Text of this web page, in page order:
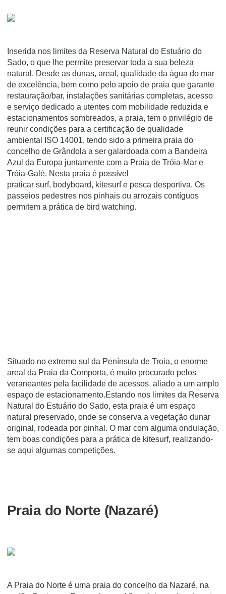
Inserida nos limites da Reserva Natural do Estuário do
Sado, o que lhe permite preservar toda a sua beleza
natural. Desde as dunas, areal, qualidade da água do mar
de excelência, bem como pelo apoio de praia que garante
restauração/bar, instalações sanitárias completas, acesso
e serviço dedicado a utentes com mobilidade reduzida e
estacionamentos sombreados, a praia, tem o privilégio de
reunir condições para a certificação de qualidade
ambiental ISO 14001, tendo sido a primeira praia do
concelho de Grândola a ser galardoada com a Bandeira
Azul da Europa juntamente com a Praia de Tróia-Mar e
Tróia-Galé. Nesta praia é possível
praticar surf, bodyboard, kitesurf e pesca desportiva. Os
passeios pedestres nos pinhais ou arrozais contíguos
permitem a prática de bird watching.
Situado no extremo sul da Península de Troia, o enorme
areal da Praia da Comporta, é muito procurado pelos
veraneantes pela facilidade de acessos, aliado a um amplo
espaço de estacionamento.Estando nos limites da Reserva
Natural do Estuário do Sado, esta praia é um espaço
natural preservado, onde se conserva a vegetação dunar
original, rodeada por pinhal. O mar com alguma ondulação,
tem boas condições para a prática de kitesurf, realizando-
se aqui algumas competições.
Praia do Norte (Nazaré)
A Praia do Norte é uma praia do concelho da Nazaré, na